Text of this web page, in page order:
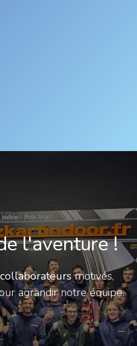
l'aventure !
collaborateursmotivés,
agrandir notre équipe.